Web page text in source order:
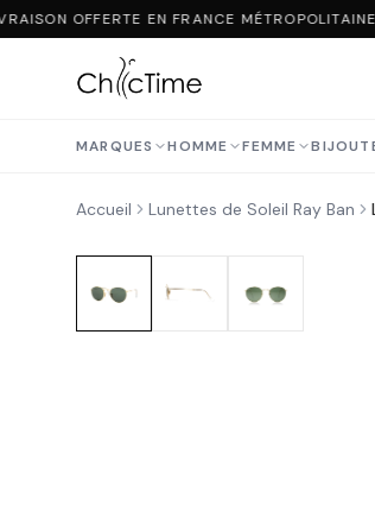
OFFERTE EN FRANCE
MARQUES HOMME FEMME
Accueil Lunettes de Soleil Ray Ban